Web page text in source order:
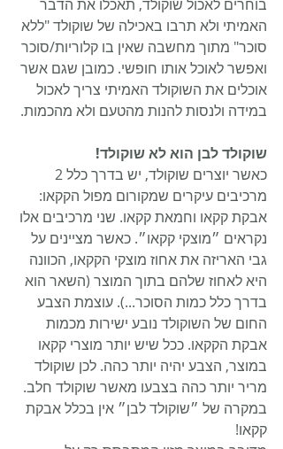
בוחרים לאכול שוקולד, תאכלו את הדבר
האמיתי ולא תרבו באכילה של שוקולד "ללא
סוכר" מתוך מחשבה שאין בו קלוריות/סוכר
ואפשר לאוכל אותו חופשי. כמובן שגם אשר
אוכלים את השוקולד האמיתי צריך לאכול
במידה ולנסות להנות מהטעם ולא מהכמות.
שוקולד לבן הוא לא שוקולד!
מרכיבים עיקרים שמקורום מפול הקקאו:
אבקת קקאו וחמאת קקאו. שני מרכיבים אלו
נקראים ״מוצקי קקאו״. כאשר מציינים על
גבי האריזה את אחוז מוצקי הקקאו, הכוונה
היא לאחוז שלהם בתוך המוצר (השאר הוא
בדרך כלל כמות הסוכר...). עוצמת הצבע
החום של השוקולד נובע ישירות מכמות
אבקת הקקאו. ככל שיש יותר מוצרי קקאו
במוצר, הצבע יהיה יותר כהה. לכן שוקולד
מריר יותר כהה בצבעו מאשר שוקולד חלב.
במקרה של ״שוקולד לבן״ אין בכלל אבקת
קקאו!